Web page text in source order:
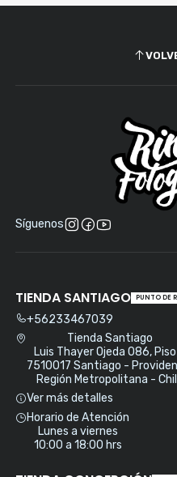
Síguenos
TIENDA SANTIAGO PUNTO DE
+56233467039
Tienda Santiago
Luis Thayer Ojeda 086,
7510017 Santiago -
Región Metropolitana -
Ver más detalles
Horario de Atención
Lunes a viernes
10:00 a 18:00 hrs